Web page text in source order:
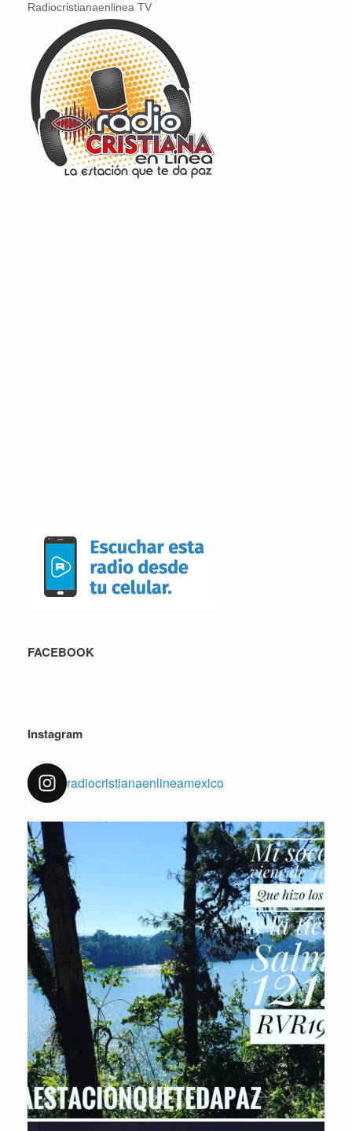
Radiocristianaenlinea TV
FACEBOOK
Instagram
radiocristianaenlineamexico